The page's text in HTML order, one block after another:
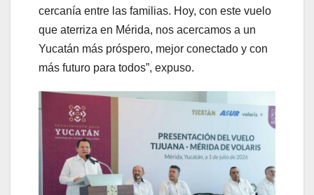
cercanía entre las familias. Hoy, con este vuelo
que aterriza en Mérida, nos acercamos a un
Yucatán más próspero, mejor conectado y con
más futuro para todos”, expuso.